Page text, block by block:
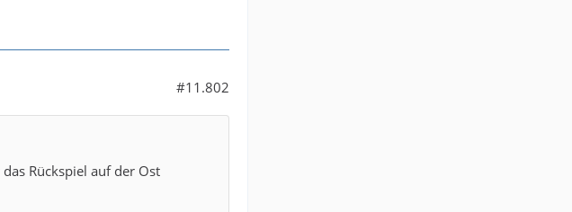
#11.802
Rückspiel auf der Ost